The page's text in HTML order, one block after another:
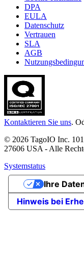
DPA
EULA
Datenschutz
Vertrauen
SLA
AGB
Kontaktieren Sie uns.
© 2026 TagoIO Inc.
27606 USA - Alle
Systemstatus
Hinweis bei
Ihre